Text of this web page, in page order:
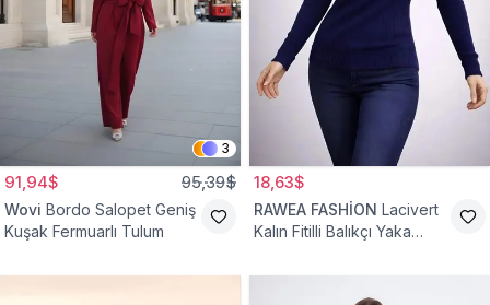
3
91,94$ 95,39$
Wovi Bordo Salopet Geniş
Kuşak Fermuarlı Tulum
18,63$
RAWEA FASHİON Lacivert
Kalın Fitilli Balıkçı Yaka